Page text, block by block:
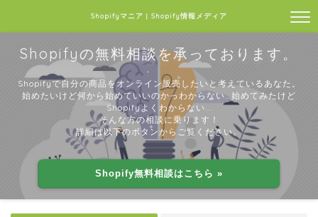
Shopifyマニア | Shopify情報メディア
Shopifyの無料相談を承っております。
Shopifyで自分の商品をオンライン販売したいと考えているあなた。
始めたいけど何から始めていいのかっわからない...始めてみたけど
Shopifyよくわからない...
そんな方の相談に乗ります！
詳細は以下のボタンからご覧ください。
Shopify無料相談はこちら »